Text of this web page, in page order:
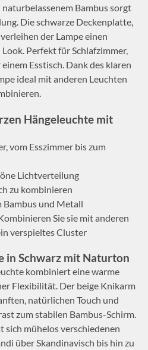
Bambus sorgt
Die schwarze Deckenplatte,
der Lampe einen
Perfekt für Schlafzimmer,
Esstisch. Dank des klaren
ideal mit anderen Leuchten
Hängeleuchte mit
vom Esszimmer bis zum
Lichtverteilung
zu kombinieren
Bambus und Metall
Sie sie mit anderen
verspieltes Cluster
in Schwarz mit Naturton
kombiniert eine warme
Flexibilität. Der beige Knikarm
natürlichen Touch und
zum stabilen Bambus-Schirm.
sich mühelos verschiedenen
über Skandinavisch bis hin zu